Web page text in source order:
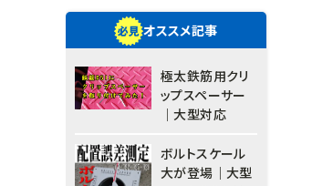
オススメ記事
極太鉄筋用クリ
ップスペーサー
｜大型対応
ボルトスケール
大が登場｜大型